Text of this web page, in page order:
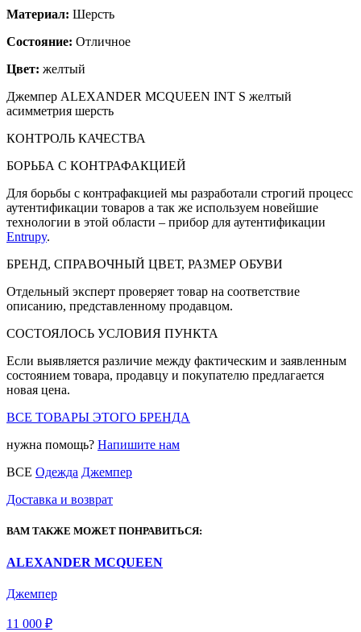
Материал: Шерсть
Состояние: Отличное
Цвет: желтый
Джемпер ALEXANDER MCQUEEN INT S желтый
асимметрия шерсть
КОНТРОЛЬ КАЧЕСТВА
БОРЬБА С КОНТРАФАКЦИЕЙ
Для борьбы с контрафакцией мы разработали строгий процесс
аутентификации товаров а так же используем новейшие
технологии в этой области – прибор для аутентификации
Entrupy.
БРЕНД, СПРАВОЧНЫЙ ЦВЕТ, РАЗМЕР ОБУВИ
Отдельный эксперт проверяет товар на соответствие
описанию, представленному продавцом.
СОСТОЯЛОСЬ УСЛОВИЯ ПУНКТА
Если выявляется различие между фактическим и заявленным
состоянием товара, продавцу и покупателю предлагается
новая цена.
ВСЕ ТОВАРЫ ЭТОГО БРЕНДА
нужна помощь? Напишите нам
ВСЕ Одежда Джемпер
Доставка и возврат
ВАМ ТАКЖЕ МОЖЕТ ПОНРАВИТЬСЯ:
ALEXANDER MCQUEEN
Джемпер
11 000 ₽